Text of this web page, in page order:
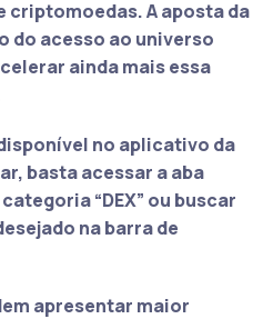
criptomoedas. A aposta da
do acesso ao universo
ainda mais essa
no aplicativo da
basta acessar a aba
“DEX” ou buscar
na barra de
apresentar maior